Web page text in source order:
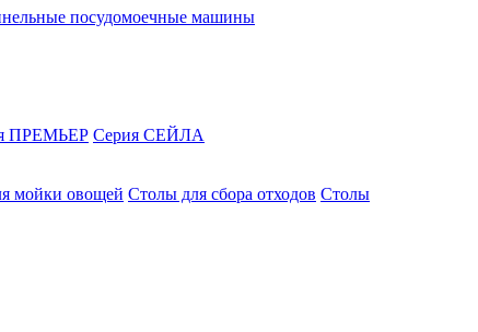
посудомоечные машины
ПРЕМЬЕР Серия СЕЙЛА
мойки овощей Столы для сбора отходов Столы